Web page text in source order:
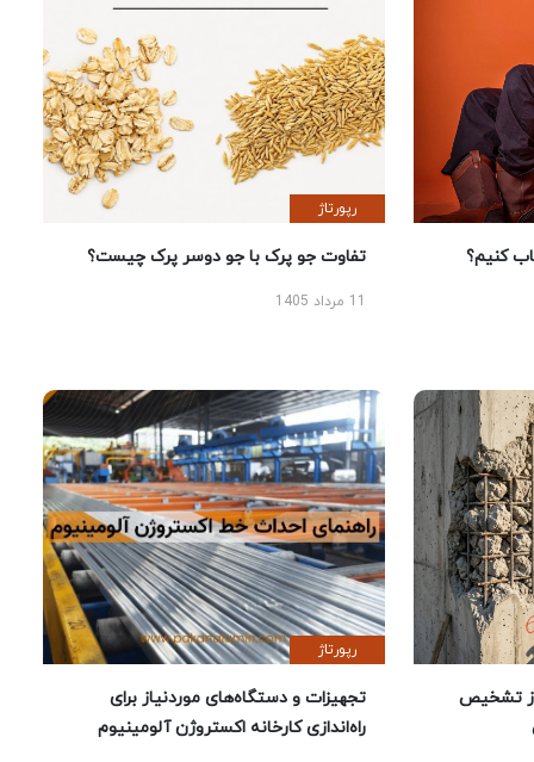
کنیم؟
رپورتاژ
تفاوت جو پرک با جو دوسر پرک چیست؟
تشخیص
رپورتاژ
تجهیزات و دستگاه‌های موردنیاز برای
راه‌اندازی کارخانه اکستروژن آلومینیوم